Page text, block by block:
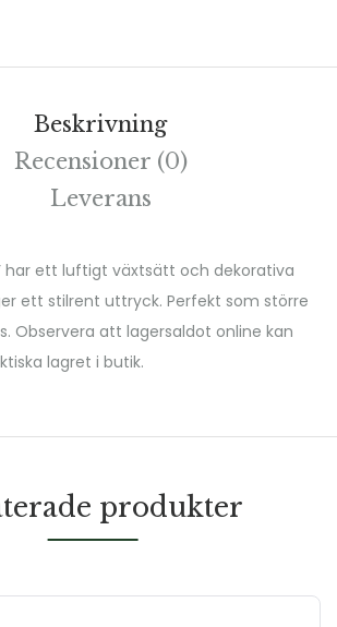
Beskrivning
Recensioner (0)
Leverans
har ett luftigt växtsätt och dekorativa
ett stilrent uttryck. Perfekt som större
Observera att lagersaldot online kan
lagret i butik.
produkter